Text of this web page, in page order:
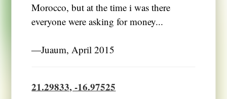
Morocco, but at the time i was there
everyone were asking for money...
―Juaum, April 2015
21.29833, -16.97525